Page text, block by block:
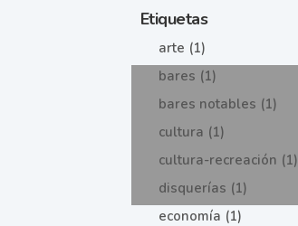
Etiquetas
arte (1)
bares (1)
bares notables (1)
cultura (1)
cultura-recreación (1)
disquerías (1)
economía (1)